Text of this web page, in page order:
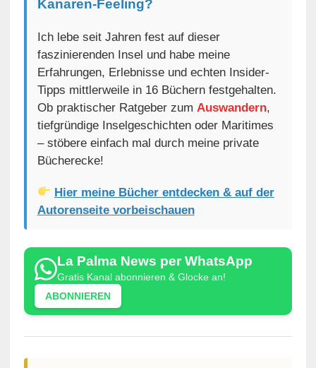
Kanaren-Feeling?
Ich lebe seit Jahren fest auf dieser
faszinierenden Insel und habe meine
Erfahrungen, Erlebnisse und echten Insider-
Tipps mittlerweile in 16 Büchern festgehalten.
Ob praktischer Ratgeber zum Auswandern,
tiefgründige Inselgeschichten oder Maritimes
– stöbere einfach mal durch meine private
Bücherecke!
Hier meine Bücher entdecken & auf der
Autorenseite vorbeischauen
La Palma News per WhatsApp
Gratis Kanal abonnieren & Glocke an!
ABONNIEREN